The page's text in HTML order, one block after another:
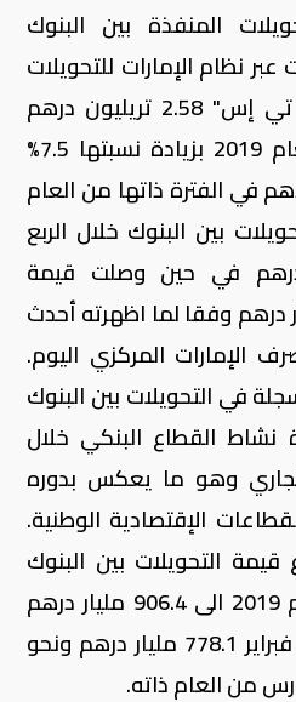
المنفذة بين البنوك
نظام الإمارات للتحويلات
المالية "يو أيه إي إف تي إس" 2.58 تريليون درهم
خلال الربع الأول من العام 2019 بزيادة نسبتها 7.5%
تريليون دهم في الفترة ذاتها من العام
بين البنوك خلال الربع
تريليون درهم في حين وصلت قيمة
الأفراد 815 مليار درهم وفقا لما اظهرته أحدث
الإمارات المركزي اليوم.
في التحويلات بين البنوك
نشاط القطاع البنكي خلال
وهو ما يعكس بدوره
الإقتصادية الوطنية.
قيمة التحويلات بين البنوك
خلال شهر يناير من العام 2019 الى 906.4 مليار درهم
في حين وصلت في شهر فبراير 778.1 مليار درهم ونحو